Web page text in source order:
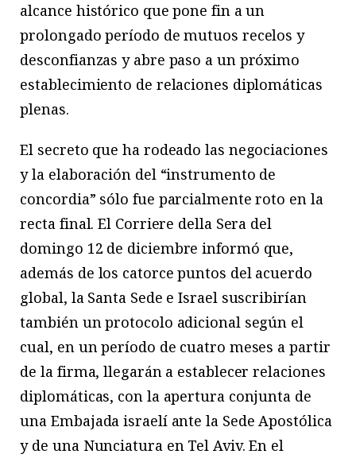
alcance histórico que pone fin a un
prolongado período de mutuos recelos y
desconfianzas y abre paso a un próximo
establecimiento de relaciones diplomáticas
plenas.
El secreto que ha rodeado las negociaciones
y la elaboración del “instrumento de
concordia” sólo fue parcialmente roto en la
recta final. El Corriere della Sera del
domingo 12 de diciembre informó que,
además de los catorce puntos del acuerdo
global, la Santa Sede e Israel suscribirían
también un protocolo adicional según el
cual, en un período de cuatro meses a partir
de la firma, llegarán a establecer relaciones
diplomáticas, con la apertura conjunta de
una Embajada israelí ante la Sede Apostólica
y de una Nunciatura en Tel Aviv. En el